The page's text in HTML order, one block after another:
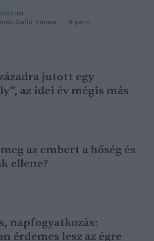
Galló Tímea 6 perc
jutott egy
az idei év mégis más
az embert a hőség és
ellene?
napfogyatkozás:
érdemes lesz az égre